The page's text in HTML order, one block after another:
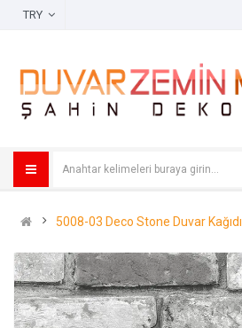
5008-03 Deco Stone Duvar Kağıdı